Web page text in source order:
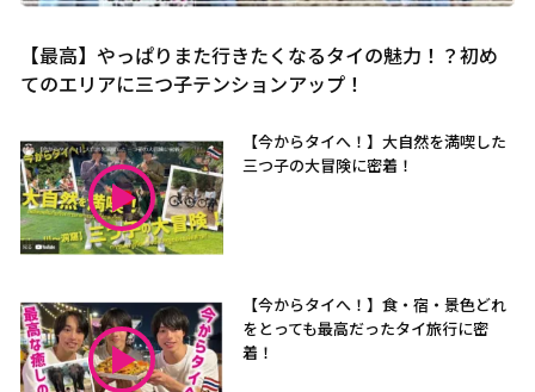
【最高】やっぱりまた行きたくなるタイの魅力！？初め
てのエリアに三つ子テンションアップ！
【今からタイへ！】大自然を満喫した
三つ子の大冒険に密着！
【今からタイへ！】食・宿・景色どれ
をとっても最高だったタイ旅行に密
着！